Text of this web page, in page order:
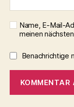
Name, E-Mail-
meinen
Benachrichtige